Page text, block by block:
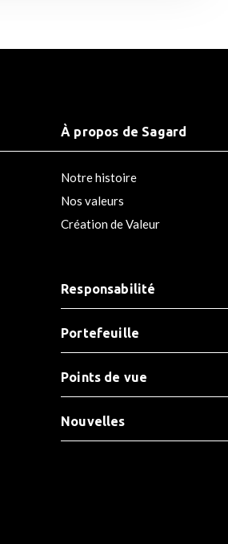
À propos de Sagard
Notre histoire
Nos valeurs
Création de Valeur
Responsabilité
Portefeuille
Points de vue
Nouvelles